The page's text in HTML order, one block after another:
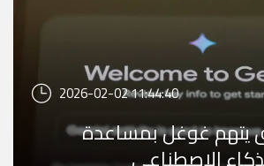
2026-02-02 11:44:40
غوغل بمساعدة